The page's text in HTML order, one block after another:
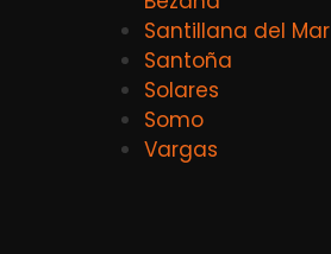
Santillana del Mar
Santoña
Solares
Somo
Vargas